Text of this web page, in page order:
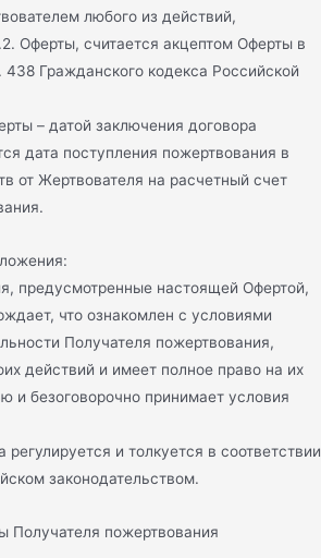
любого из действий,
Оферты, считается акцептом Оферты в
438 Гражданского кодекса Российской
– датой заключения договора
дата поступления пожертвования в
от Жертвователя на расчетный счет
предусмотренные настоящей Офертой,
что ознакомлен с условиями
Получателя пожертвования,
действий и имеет полное право на их
и безоговорочно принимает условия
и толкуется в соответствии
законодательством.
Получателя пожертвования